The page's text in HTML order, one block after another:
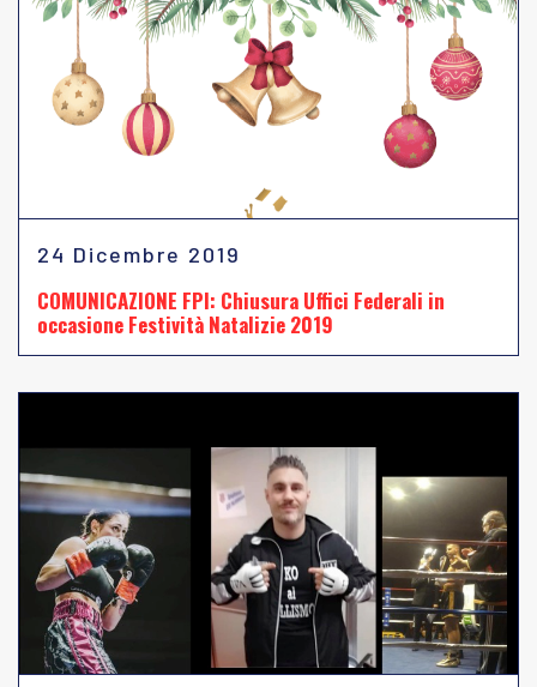
24 Dicembre 2019
COMUNICAZIONE FPI: Chiusura Uffici Federali in
occasione Festività Natalizie 2019